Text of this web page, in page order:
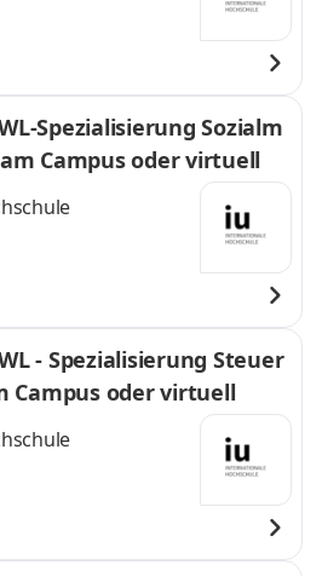
Spezialisierung Sozialm
Campus oder virtuell
- Spezialisierung Steuer
Campus oder virtuell